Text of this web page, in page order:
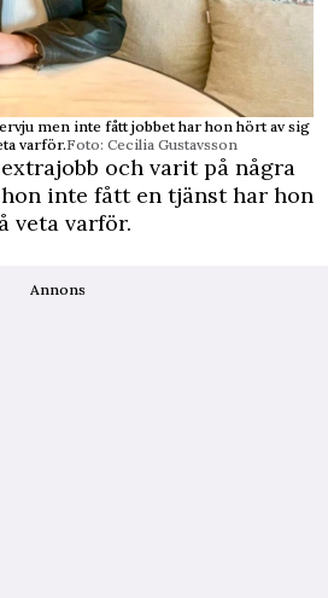
men inte fått jobbet har hon hört av sig
varför.Foto: Cecilia Gustavsson
och varit på några
inte fått en tjänst har hon
veta varför.
Annons